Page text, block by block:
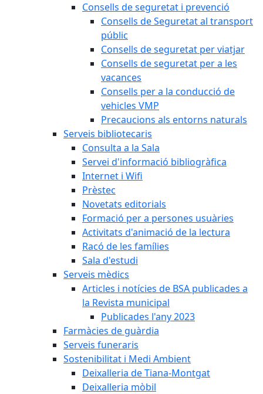
Consells de seguretat i prevenció
Consells de Seguretat al transport
públic
Consells de seguretat per viatjar
Consells de seguretat per a les
vacances
Consells per a la conducció de
vehicles VMP
Precaucions als entorns naturals
Serveis bibliotecaris
Consulta a la Sala
Servei d'informació bibliogràfica
Internet i Wifi
Prèstec
Novetats editorials
Formació per a persones usuàries
Activitats d'animació de la lectura
Racó de les famílies
Sala d'estudi
Serveis mèdics
Articles i notícies de BSA publicades a
la Revista municipal
Publicades l'any 2023
Farmàcies de guàrdia
Serveis funeraris
Sostenibilitat i Medi Ambient
Deixalleria de Tiana-Montgat
Deixalleria mòbil